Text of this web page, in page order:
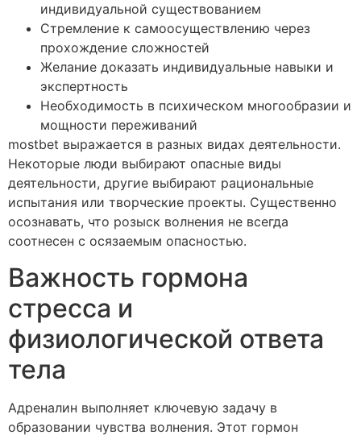
индивидуальной существованием
Стремление к самоосуществлению через
прохождение сложностей
Желание доказать индивидуальные навыки и
экспертность
Необходимость в психическом многообразии и
мощности переживаний
mostbet выражается в разных видах деятельности.
Некоторые люди выбирают опасные виды
деятельности, другие выбирают рациональные
испытания или творческие проекты. Существенно
осознавать, что розыск волнения не всегда
соотнесен с осязаемым опасностью.
Важность гормона
стресса и
физиологической ответа
тела
Адреналин выполняет ключевую задачу в
образовании чувства волнения. Этот гормон